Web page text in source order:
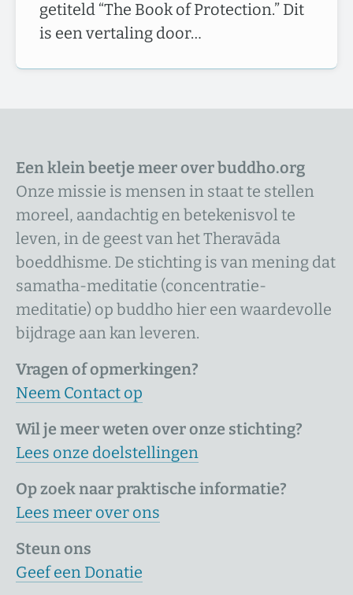
getiteld “The Book of Protection.” Dit
is een vertaling door…
Een klein beetje meer over buddho.org
Onze missie is mensen in staat te stellen
moreel, aandachtig en betekenisvol te
leven, in de geest van het Theravāda
boeddhisme. De stichting is van mening dat
samatha-meditatie (concentratie-
meditatie) op buddho hier een waardevolle
bijdrage aan kan leveren.
Vragen of opmerkingen?
Neem Contact op
Wil je meer weten over onze stichting?
Lees onze doelstellingen
Op zoek naar praktische informatie?
Lees meer over ons
Steun ons
Geef een Donatie